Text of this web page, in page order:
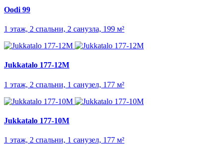
Oodi 99
1 этаж, 2 спальни, 2 санузла, 199 м²
Jukkatalo 177-12M
1 этаж, 2 спальни, 1 санузел, 177 м²
Jukkatalo 177-10M
1 этаж, 2 спальни, 1 санузел, 177 м²